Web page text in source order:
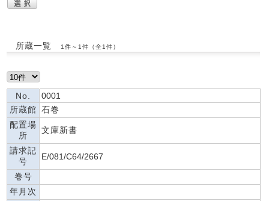
所蔵一覧 1件～1件（全1件）
No.
0001
所蔵館 石巻
配置場
所
文庫新書
請求記
号
E/081/C64/2667
巻号
年月次